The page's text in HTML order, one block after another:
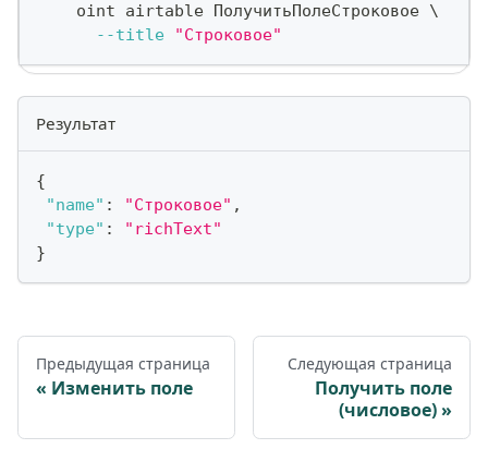
    oint airtable ПолучитьПолеСтроковое
\
--title
"Строковое"
Результат
{
"name" : "Строковое" ,
"type" :
"richText"
}
Предыдущая страница
Изменить поле
Следующая страница
Получить поле
(числовое)